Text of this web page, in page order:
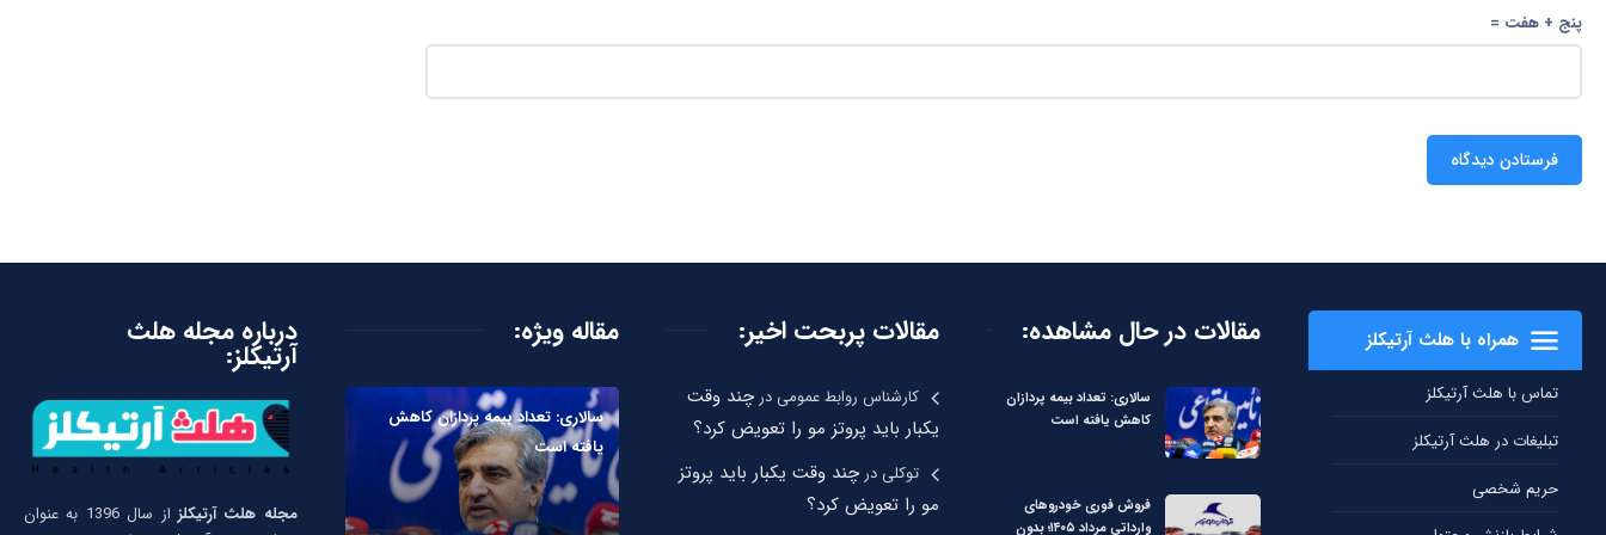
پنج + هفت =
همراه با هلث آرتیکلز
تماس با هلث آرتیکلز
تبلیغات در هلث آرتیکلز
حریم شخصی
مقالات در حال مشاهده:
سالاری: تعداد بیمه پردازان
کاهش یافته است
فروش فوری خودروهای
وارداتی مرداد ۱۴۰۵؛ بدون
مقالات پربحت اخیر:
کارشناس روابط عمومیدرچند وقت
یکبار باید پروتز مو را تعویض کرد؟
توکلیدرچند وقت یکبار باید پروتز
مو را تعویض کرد؟
مقاله ویژه:
سالاری: تعداد بیمه پردازان کاهش
یافته است
درباره مجله هلث
آرتیکلز:
مجله هلث آرتیکلز
از سال 1396 به عنوان